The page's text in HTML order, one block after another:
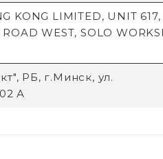
KONG LIMITED, UNIT 617,
WEST, SOLO
РБ, г.Минск, ул.
А